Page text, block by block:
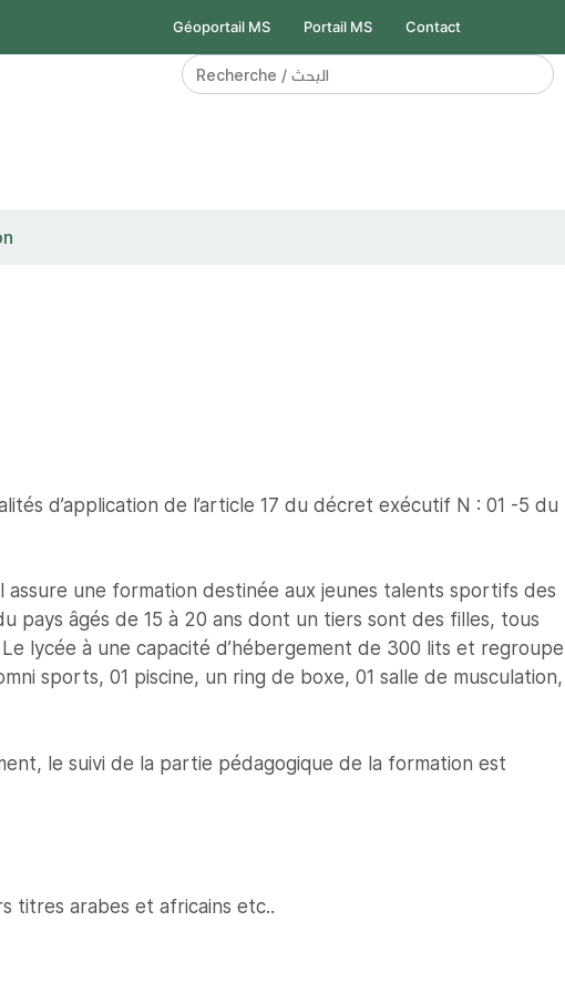
Géoportail MS Portail MS Contact
Search
for:
d’application de l’article 17 du décret exécutif N : 01 -5 du
assure une formation destinée aux jeunes talents sportifs des
pays âgés de 15 à 20 ans dont un tiers sont des filles, tous
lycée à une capacité d’hébergement de 300 lits et regroupe
sports, 01 piscine, un ring de boxe, 01 salle de musculation,
le suivi de la partie pédagogique de la formation est
titres arabes et africains etc..